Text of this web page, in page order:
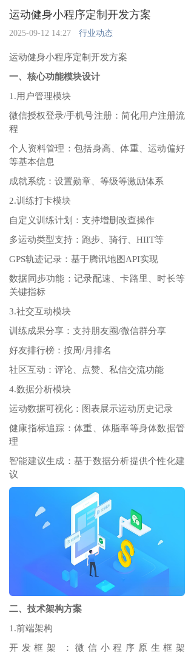
运动健身小程序定制开发方案
2025-09-12 14:27 行业动态
运动健身小程序定制开发方案
一、核心功能模块设计
1.用户管理模块
微信授权登录/手机号注册‌：简化用户注册流
程
个人资料管理‌：包括身高、体重、运动偏好
等基本信息
成就系统‌：设置勋章、等级等激励体系
2.训练打卡模块
自定义训练计划‌：支持增删改查操作
多运动类型支持‌：跑步、骑行、HIIT等
GPS轨迹记录‌：基于腾讯地图API实现
数据同步功能‌：记录配速、卡路里、时长等
关键指标
3.社交互动模块
训练成果分享‌：支持朋友圈/微信群分享
好友排行榜‌：按周/月排名
社区互动‌：评论、点赞、私信交流功能
4.数据分析模块
运动数据可视化‌：图表展示运动历史记录
健康指标追踪‌：体重、体脂率等身体数据管
理
智能建议生成‌：基于数据分析提供个性化建
议
二、技术架构方案
1.前端架构
开发框架‌：微信小程序原生框架